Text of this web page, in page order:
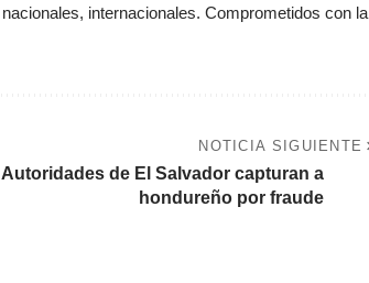
internacionales. Comprometidos con la
NOTICIA SIGUIENTE
Autoridades de El Salvador capturan a
hondureño por fraude